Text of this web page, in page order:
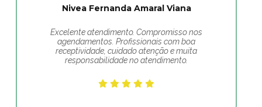
Nivea Fernanda Amaral Viana
Excelente atendimento. Compromisso nos
agendamentos. Profissionais com boa
receptividade, cuidado atenção e muita
responsabilidade no atendimento.